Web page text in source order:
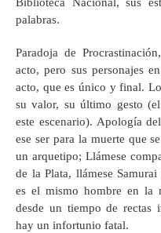
Biblioteca Nacional, sus
palabras.
Paradoja de
acto, pero sus personajes
acto, que es único y final.
su valor, su último gesto
este escenario). Apología
ese ser para la muerte que
un arquetipo; Llámese
de la Plata, llámese
es el mismo hombre en la
desde un tiempo de rectas
hay un infortunio fatal.